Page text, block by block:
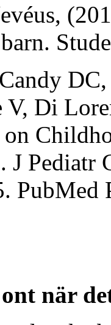
Di
on
J Pediatr
PubMed
när